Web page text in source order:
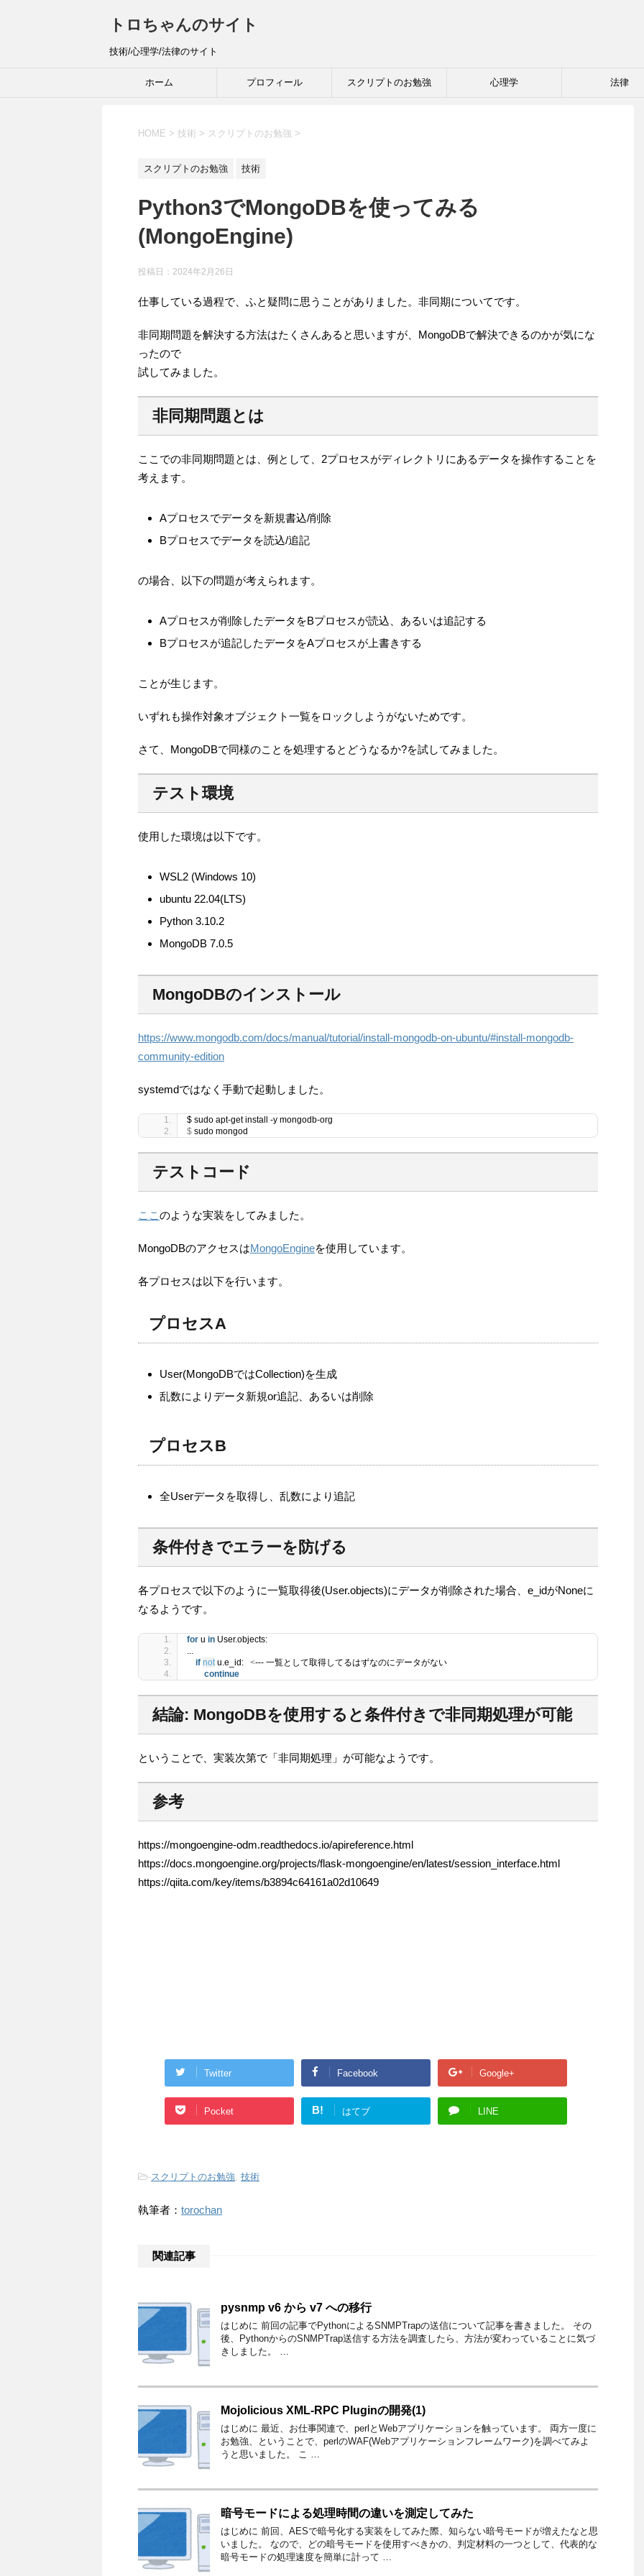
トロちゃんのサイト
技術/心理学/法律のサイト
ホーム プロフィール スクリプトのお勉強 心理学 法律
HOME > 技術 > スクリプトのお勉強 >
スクリプトのお勉強 技術
Python3でMongoDBを使ってみる
(MongoEngine)
投稿日： 2024年2月26日
仕事している過程で、ふと疑問に思うことがありました。非同期についてです。
非同期問題を解決する方法はたくさんあると思いますが、MongoDBで解決できるのかが気にな
ったので
試してみました。
非同期問題とは
ここでの非同期問題とは、例として、2プロセスがディレクトリにあるデータを操作することを
考えます。
Aプロセスでデータを新規書込/削除
Bプロセスでデータを読込/追記
の場合、以下の問題が考えられます。
Aプロセスが削除したデータをBプロセスが読込、あるいは追記する
Bプロセスが追記したデータをAプロセスが上書きする
ことが生じます。
いずれも操作対象オブジェクト一覧をロックしようがないためです。
さて、MongoDBで同様のことを処理するとどうなるか?を試してみました。
テスト環境
使用した環境は以下です。
WSL2 (Windows 10)
ubuntu 22.04(LTS)
Python 3.10.2
MongoDB 7.0.5
MongoDBのインストール
https://www.mongodb.com/docs/manual/tutorial/install-mongodb-on-ubuntu/#install-mongodb-
community-edition
systemdではなく手動で起動しました。
$ sudo apt-get install -y mongodb-org
$ sudo mongod
テストコード
ここ のような実装をしてみました。
MongoDBのアクセスはMongoEngineを使用しています。
各プロセスは以下を行います。
プロセスA
User(MongoDBではCollection)を生成
乱数によりデータ新規or追記、あるいは削除
プロセスB
全Userデータを取得し、乱数により追記
条件付きでエラーを防げる
各プロセスで以下のように一覧取得後(User.objects)にデータが削除された場合、e_idがNoneに
なるようです。
for u in User.objects:
...
if not u.e_id: <--- 一覧として取得してるはずなのにデータがない
continue
結論: MongoDBを使用すると条件付きで非同期処理が可能
ということで、実装次第で「非同期処理」が可能なようです。
参考
https://mongoengine-odm.readthedocs.io/apireference.html
https://docs.mongoengine.org/projects/flask-mongoengine/en/latest/session_interface.html
https://qiita.com/key/items/b3894c64161a02d10649
Twitter Facebook Google+
Pocket B! はてブ LINE
-スクリプトのお勉強, 技術
執筆者： torochan
関連記事
pysnmp v6 から v7 への移行
はじめに 前回の記事でPythonによるSNMPTrapの送信について記事を書きました。 その
後、PythonからのSNMPTrap送信する方法を調査したら、方法が変わっていることに気づ
きしました。 …
Mojolicious XML-RPC Pluginの開発(1)
はじめに 最近、お仕事関連で、perlとWebアプリケーションを触っています。 両方一度に
お勉強、ということで、perlのWAF(Webアプリケーションフレームワーク)を調べてみよ
うと思いました。 こ …
暗号モードによる処理時間の違いを測定してみた
はじめに 前回、AESで暗号化する実装をしてみた際、知らない暗号モードが増えたなと思
いました。 なので、どの暗号モードを使用すべきかの、判定材料の一つとして、代表的な
暗号モードの処理速度を簡単に計って …